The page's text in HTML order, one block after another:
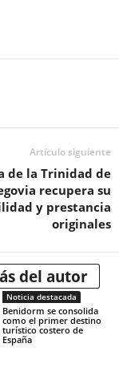
Artículo siguiente
de la Trinidad de
recupera su
y prestancia
originales
del autor
Noticia destacada
Benidorm se consolida
como el primer destino
turístico costero de
España